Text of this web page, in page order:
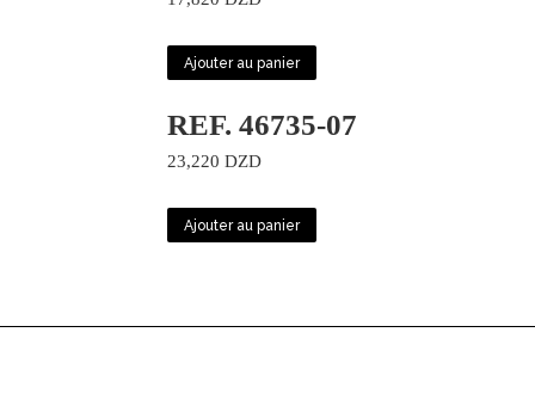
Ajouter au panier
REF. 46735-07
23,220 DZD
Ajouter au panier